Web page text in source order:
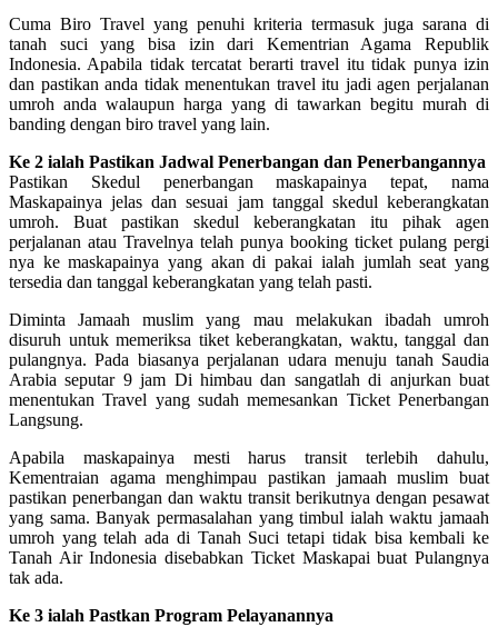
Cuma Biro Travel yang penuhi kriteria termasuk juga sarana di
tanah suci yang bisa izin dari Kementrian Agama Republik
Indonesia. Apabila tidak tercatat berarti travel itu tidak punya izin
dan pastikan anda tidak menentukan travel itu jadi agen perjalanan
umroh anda walaupun harga yang di tawarkan begitu murah di
banding dengan biro travel yang lain.
Ke 2 ialah Pastikan Jadwal Penerbangan dan Penerbangannya
Pastikan Skedul penerbangan maskapainya tepat, nama
Maskapainya jelas dan sesuai jam tanggal skedul keberangkatan
umroh. Buat pastikan skedul keberangkatan itu pihak agen
perjalanan atau Travelnya telah punya booking ticket pulang pergi
nya ke maskapainya yang akan di pakai ialah jumlah seat yang
tersedia dan tanggal keberangkatan yang telah pasti.
Diminta Jamaah muslim yang mau melakukan ibadah umroh
disuruh untuk memeriksa tiket keberangkatan, waktu, tanggal dan
pulangnya. Pada biasanya perjalanan udara menuju tanah Saudia
Arabia seputar 9 jam Di himbau dan sangatlah di anjurkan buat
menentukan Travel yang sudah memesankan Ticket Penerbangan
Langsung.
Apabila maskapainya mesti harus transit terlebih dahulu,
Kementraian agama menghimpau pastikan jamaah muslim buat
pastikan penerbangan dan waktu transit berikutnya dengan pesawat
yang sama. Banyak permasalahan yang timbul ialah waktu jamaah
umroh yang telah ada di Tanah Suci tetapi tidak bisa kembali ke
Tanah Air Indonesia disebabkan Ticket Maskapai buat Pulangnya
tak ada.
Ke 3 ialah Pastkan Program Pelayanannya